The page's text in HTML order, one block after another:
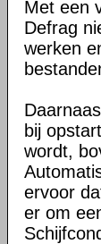
Met een
Defrag
werken
bij
wordt,
ervoor
er om